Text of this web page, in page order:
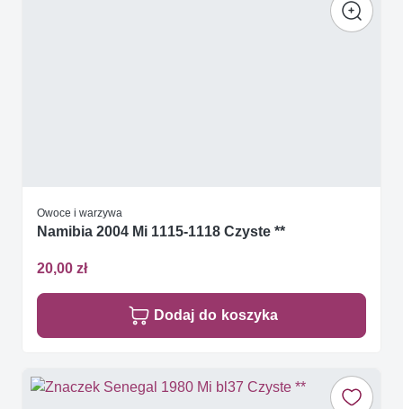
Owoce i warzywa
Namibia 2004 Mi 1115-1118 Czyste **
20,00 zł
Dodaj do koszyka